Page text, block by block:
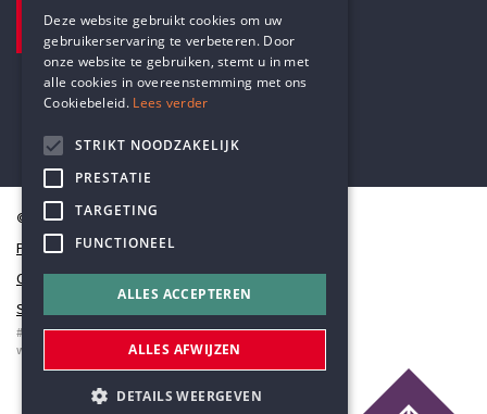
Pottenbrug 4
Antwerpen, 2000
© Humanistisch Verbond 2026
Privacy
Cookiestatement
Sitemap
#codedwithlove byCodelines
webapplicaties
mobiele apps&maatwerk websites
DUTCH
Deze website gebruikt cookies om uw
gebruikerservaring te verbeteren. Door
onze website te gebruiken, stemt u in met
alle cookies in overeenstemming met ons
Cookiebeleid. Lees verder
STRIKT NOODZAKELIJK
PRESTATIE
TARGETING
FUNCTIONEEL
ALLES ACCEPTEREN
ALLES AFWIJZEN
DETAILS WEERGEVEN